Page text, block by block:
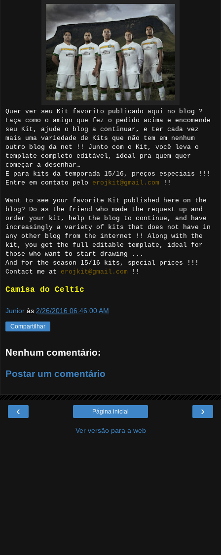
Quer ver seu Kit favorito publicado aqui no blog ?
Faça como o amigo que fez o pedido acima e encomende
seu Kit, ajude o blog a continuar, e ter cada vez
mais uma variedade de Kits que não tem em nenhum
outro blog da net !! Junto com o Kit, você leva o
template completo editável, ideal pra quem quer
começar a desenhar…
E para kits da temporada 15/16, preços especiais !!!
Entre em contato pelo erojkit@gmail.com !!
Want to see your favorite Kit published here on the
blog? Do as the friend who made the request up and
order your kit, help the blog to continue, and have
increasingly a variety of kits that does not have in
any other blog from the internet !! Along with the
kit, you get the full editable template, ideal for
those who want to start drawing ...
And for the season 15/16 kits, special prices !!!
Contact me at erojkit@gmail.com !!
Camisa do Celtic
Junior às 2/26/2016 06:46:00 AM
Compartilhar
Nenhum comentário:
Postar um comentário
‹ ›
Página inicial
Ver versão para a web